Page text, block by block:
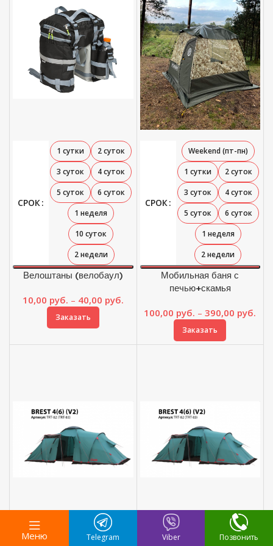
СРОК
1 сутки
2 суток
3 суток
4 суток
5 суток
6 суток
1 неделя
10 суток
2 недели
Велоштаны (велобаул)
10,00 руб. – 40,00 руб.Диапазон
Заказать
СРОК
Weekend (пт-пн)
1 сутки
2 суток
3 суток
4 суток
5 суток
6 суток
1 неделя
2 недели
Мобильная баня с
печью+скамья
100,00 руб. – 390,00 руб.
Заказать
Weekend (пт-пн) Weekend (пт-пн)
Меню Telegram Viber Позвонить